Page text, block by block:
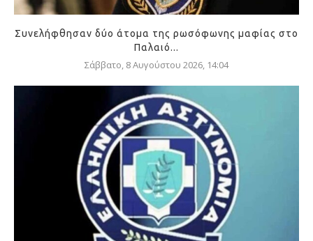
Συνελήφθησαν δύο άτομα της ρωσόφωνης μαφίας στο
Παλαιό...
Σάββατο, 8 Αυγούστου 2026, 14:04